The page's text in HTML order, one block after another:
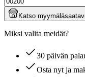
Katso
Miksi valita meidät?
30 päivän
Osta nyt ja